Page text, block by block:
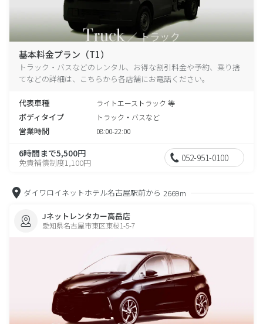
基本料金プラン（T1）
トラック・バスなどのレンタル、お得な割引料金や予約、乗り捨
てなどの詳細は、こちらから各店舗にお電話ください。
代表車種 ライトエーストラック 等
ボディタイプ トラック・バスなど
営業時間 08:00-22:00
6時間まで5,500円
免責補償制度1,100円 052-951-0100
ダイワロイネットホテル名古屋駅前から 2669m
Jネットレンタカー高岳店
愛知県名古屋市東区東桜1-5-7